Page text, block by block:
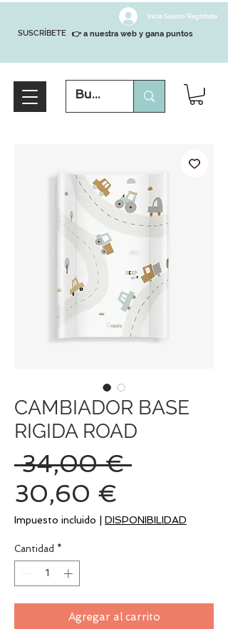
SUSCRÍBETE
Inicia Sesión/Regístrate
👉 a nuestra web y gana puntos
CAMBIADOR BASE
RIGIDA ROAD
34,00 € Precio
30,60 €
de
Impuesto incluido DISPONIBILIDAD
Cantidad *
Agregar al carrito